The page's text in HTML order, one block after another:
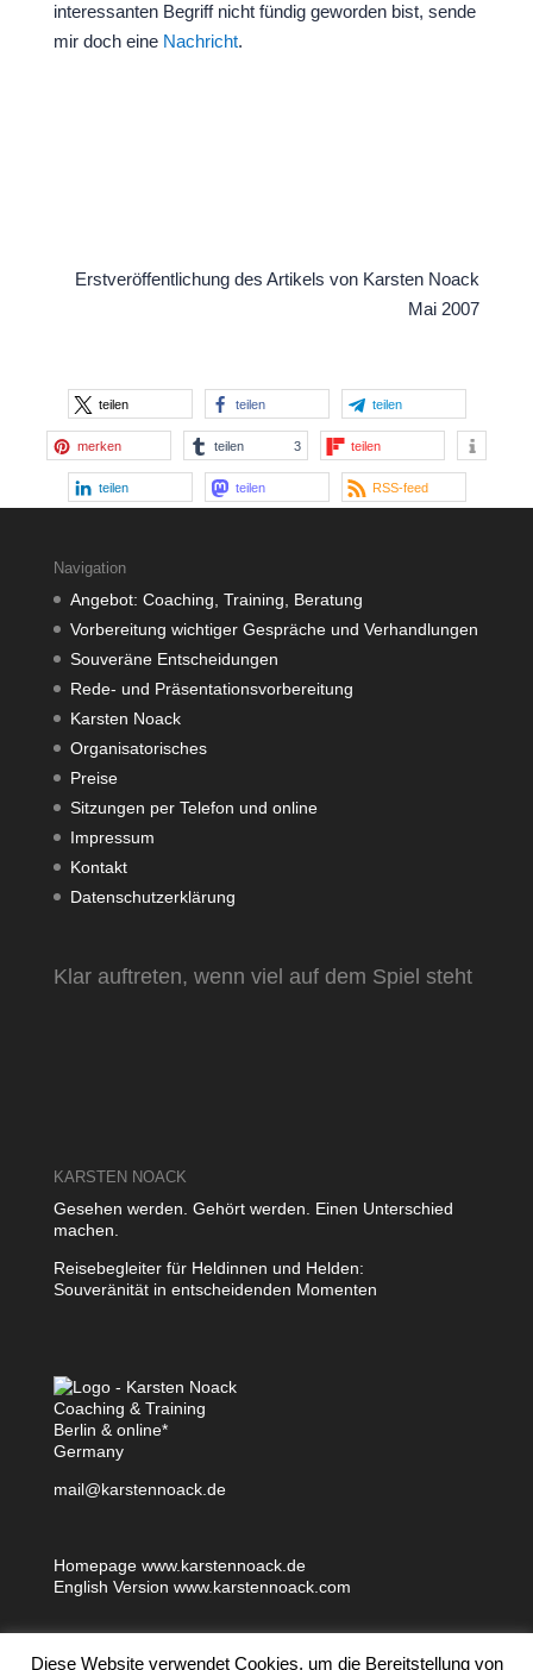
interessanten Begriff nicht fündig geworden bist, sende
mir doch eine Nachricht.
Erstveröffentlichung des Artikels von Karsten Noack
Mai 2007
teilen teilen teilen
merken teilen 3 teilen
teilen teilen RSS-feed
Navigation
Angebot: Coaching, Training, Beratung
Vorbereitung wichtiger Gespräche und Verhandlungen
Souveräne Entscheidungen
Rede- und Präsentationsvorbereitung
Karsten Noack
Organisatorisches
Preise
Sitzungen per Telefon und online
Impressum
Kontakt
Datenschutzerklärung
Klar auftreten, wenn viel auf dem Spiel steht
KARSTEN NOACK
Gesehen werden. Gehört werden. Einen Unterschied
machen.
Reisebegleiter für Heldinnen und Helden:
Souveränität in entscheidenden Momenten
Coaching & Training
Berlin & online*
Germany
mail@karstennoack.de
Homepage www.karstennoack.de
English Version www.karstennoack.com
Diese Website verwendet Cookies, um die Bereitstellung von